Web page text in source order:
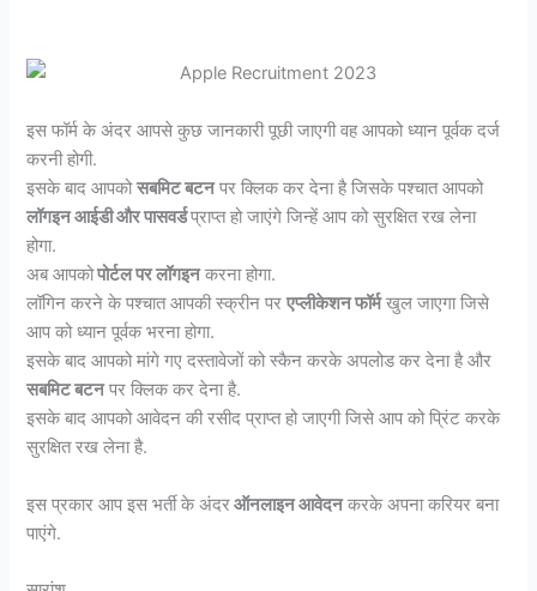
इस फॉर्म के अंदर आपसे कुछ जानकारी पूछी जाएगी वह आपको ध्यान पूर्वक दर्ज
करनी होगी.
इसके बाद आपकोसबमिट बटनपर क्लिक कर देना है जिसके पश्चात आपको
लॉगइन आईडी और पासवर्डप्राप्त हो जाएंगे जिन्हें आप को सुरक्षित रख लेना
होगा.
अब आपकोपोर्टल पर लॉगइनकरना होगा.
लॉगिन करने के पश्चात आपकी स्क्रीन परएप्लीकेशन फॉर्मखुल जाएगा जिसे
आप को ध्यान पूर्वक भरना होगा.
इसके बाद आपको मांगे गए दस्तावेजों को स्कैन करके अपलोड कर देना है और
सबमिट बटनपर क्लिक कर देना है.
इसके बाद आपको आवेदन की रसीद प्राप्त हो जाएगी जिसे आप को प्रिंट करके
सुरक्षित रख लेना है.
इस प्रकार आप इस भर्ती के अंदरऑनलाइन आवेदनकरके अपना करियर बना
पाएंगे.